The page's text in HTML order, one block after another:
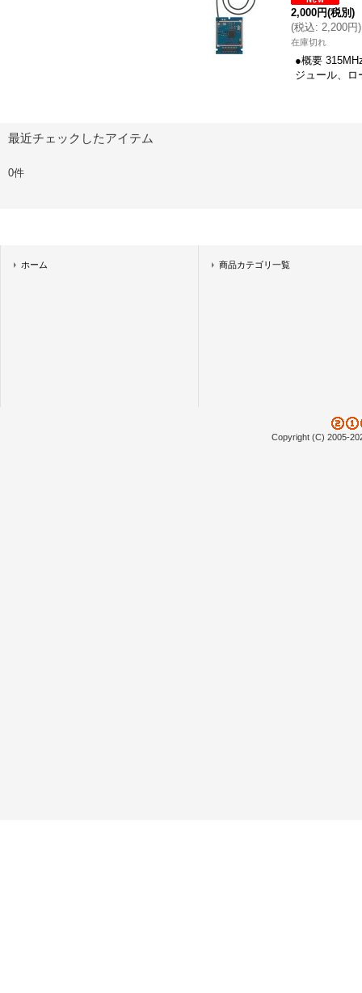
2,000円(税別)
(税込: 2,200円)
在庫切れ
●概要
ジュール、
最近チェックしたアイテム
0件
ホーム 商品カテゴリ一覧
Copyright (C) 2005-